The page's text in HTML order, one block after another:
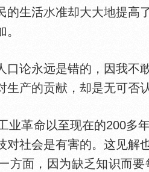
的生活
准却大大地提高
论永远是错的，因我不
产的贡献，却是无可否认
业革命以至现在的200多
对社会是有害的。这见解
方面，因为缺乏知识而